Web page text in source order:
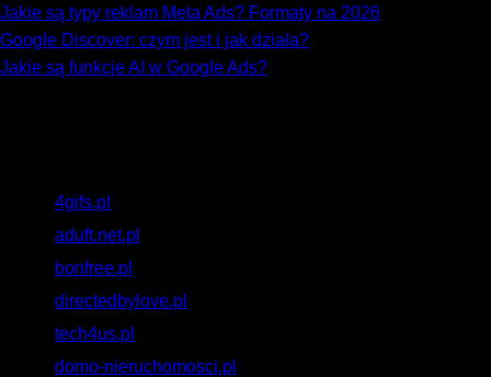
Jakie są typy reklam Meta Ads? Formaty na 2026
Google Discover: czym jest i jak działa?
Jakie są funkcje AI w Google Ads?
4gifs.pl
aduft.net.pl
bonfree.pl
directedbylove.pl
tech4us.pl
domo-nieruchomosci.pl